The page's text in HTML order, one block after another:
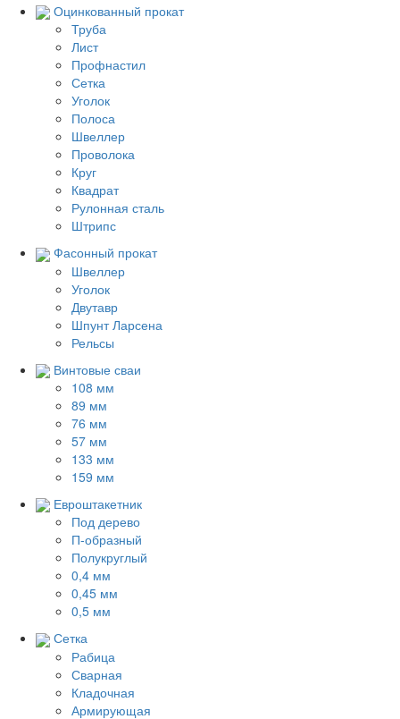
Оцинкованный прокат
Труба
Лист
Профнастил
Сетка
Уголок
Полоса
Швеллер
Проволока
Круг
Квадрат
Рулонная сталь
Штрипс
Фасонный прокат
Швеллер
Уголок
Двутавр
Шпунт Ларсена
Рельсы
Винтовые сваи
108 мм
89 мм
76 мм
57 мм
133 мм
159 мм
Евроштакетник
Под дерево
П-образный
Полукруглый
0,4 мм
0,45 мм
0,5 мм
Сетка
Рабица
Сварная
Кладочная
Армирующая